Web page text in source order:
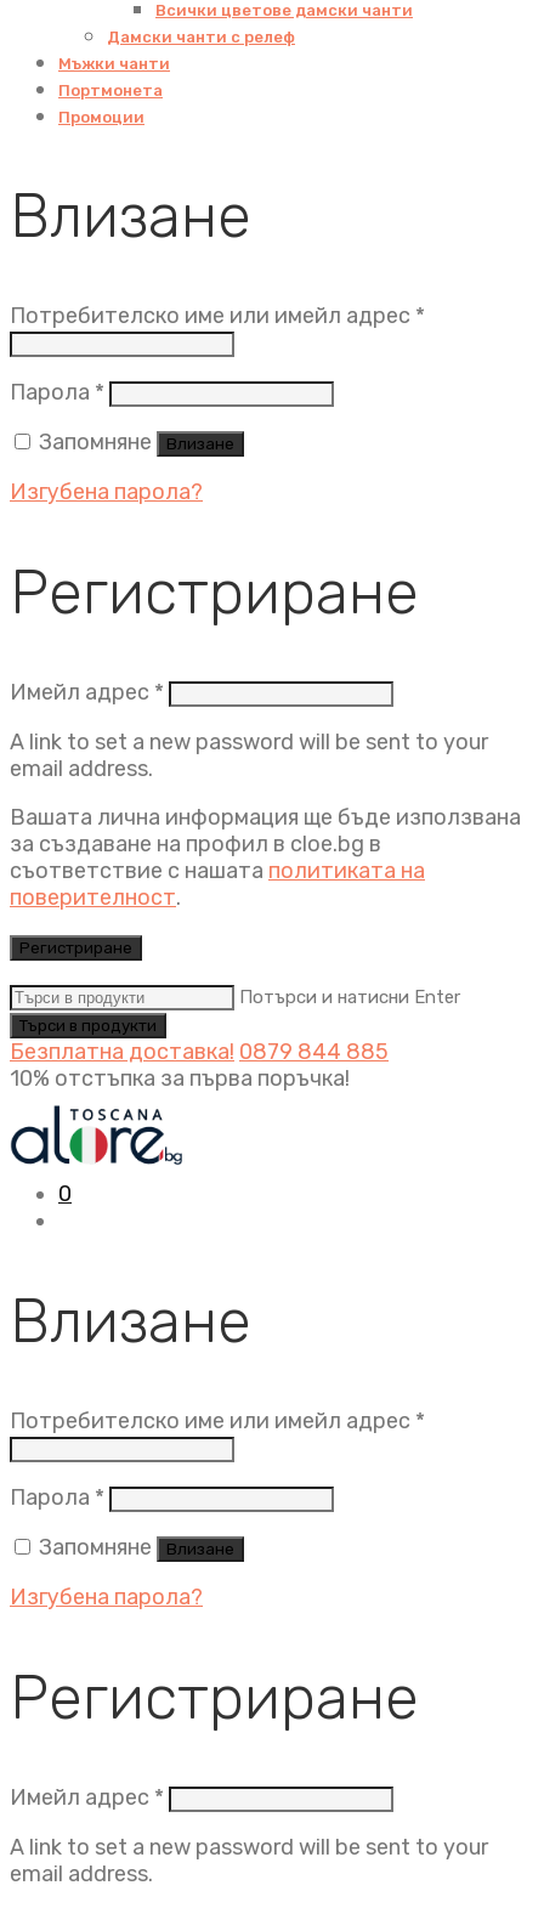
Всички цветове дамски чанти
Дамски чанти с релеф
Мъжки чанти
Портмонета
Промоции
Влизане
Потребителско име или имейл адрес *
Парола * Задължително
Запомняне
Влизане
Изгубена парола?
Регистриране
Имейл адрес * Задължително
A link to set a new password will be sent to your
email address.
Вашата лична информация ще бъде използвана
за създаване на профил в cloe.bg в
съответствие с нашата политиката на
поверителност.
Регистриране
Потърси и натисни Enter
Безплатна доставка! 0879 844 885
10% отстъпка за първа поръчка!
0
Влизане
Потребителско име или имейл адрес *
Парола * Задължително
Запомняне
Влизане
Изгубена парола?
Регистриране
Имейл адрес * Задължително
A link to set a new password will be sent to your
email address.